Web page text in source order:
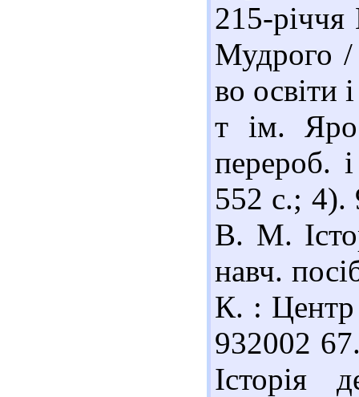
215-
Мудрого
во освіти
т ім.
перероб.
552 с.; 4).
В. М.
навч.
К. : Центр
932002
Історія